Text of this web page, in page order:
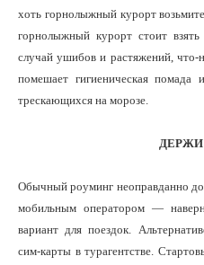
хоть горнолыжный курорт
горнолыжный курорт стоит
случай ушибов и растяжений,
помешает гигиеническая
трескающихся на морозе.
ДЕРЖИ
Обычный роуминг неоправданно
мобильным оператором —
вариант для поездок.
сим-карты в турагентстве.